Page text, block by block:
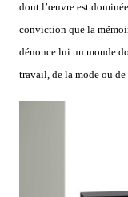
dont l’œuvre est
conviction que la
dénonce lui un monde
travail, de la mode ou de